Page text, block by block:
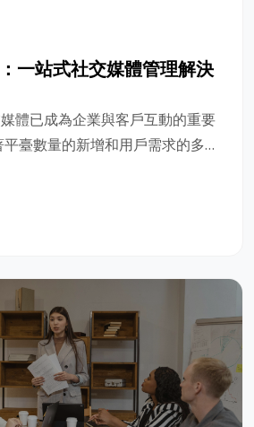
一站式社交媒體管理解決
體已成為企業與客戶互動的重要
臺數量的新增和用戶需求的多樣
持與客戶的互動，並保持行銷效
外貿公司面臨的主要挑戰。